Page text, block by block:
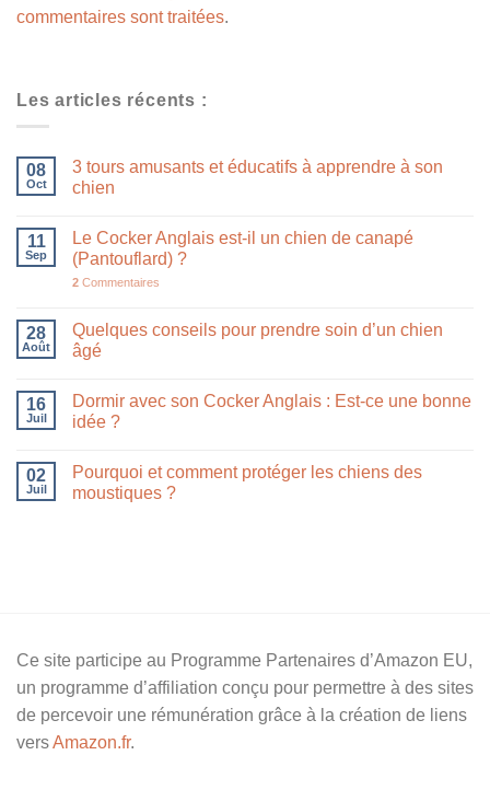
commentaires sont traitées.
Les articles récents :
08
Oct
3 tours amusants et éducatifs à apprendre à son
chien
11
Sep
Le Cocker Anglais est-il un chien de canapé
(Pantouflard) ?
2 Commentaires
28
Août
Quelques conseils pour prendre soin d’un chien
âgé
16
Juil
Dormir avec son Cocker Anglais : Est-ce une bonne
idée ?
02
Juil
Pourquoi et comment protéger les chiens des
moustiques ?
Ce site participe au Programme Partenaires d’Amazon EU,
un programme d’affiliation conçu pour permettre à des sites
de percevoir une rémunération grâce à la création de liens
versAmazon.fr.